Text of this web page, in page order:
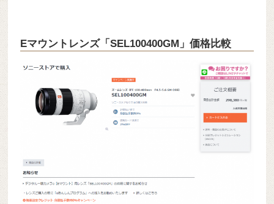
Eマウントレンズ「SEL100400GM」価格比較